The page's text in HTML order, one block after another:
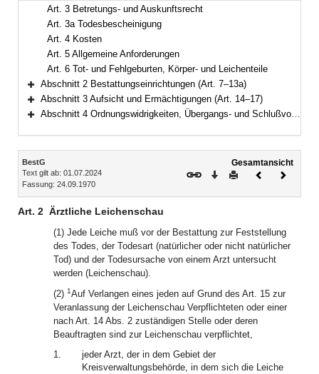
Art. 3 Betretungs- und Auskunftsrecht
Art. 3a Todesbescheinigung
Art. 4 Kosten
Art. 5 Allgemeine Anforderungen
Art. 6 Tot- und Fehlgeburten, Körper- und Leichenteile
Bereich erweitern
Abschnitt 2 Bestattungseinrichtungen (Art. 7–13a)
Bereich erweitern
Abschnitt 3 Aufsicht und Ermächtigungen (Art. 14–17)
Abschnitt 4 Ordnungswidrigkeiten, Übergangs- und Schlußvorschriften (Art. 18–21)
Inhalt
BestG
Text gilt ab: 01.07.2024
Fassung: 24.09.1970
Gesamtansicht
Download
DruckenVorheriges
Art. 2 Ärztliche Leichenschau
(1) Jede Leiche muß vor der Bestattung zur Feststellung
des Todes, der Todesart (natürlicher oder nicht natürlicher
Tod) und der Todesursache von einem Arzt untersucht
werden (Leichenschau).
(2) 1Auf Verlangen eines jeden auf Grund des Art. 15 zur
Veranlassung der Leichenschau Verpflichteten oder einer
nach Art. 14 Abs. 2 zuständigen Stelle oder deren
Beauftragten sind zur Leichenschau verpflichtet,
1.
jeder Arzt, der in dem Gebiet der
Kreisverwaltungsbehörde, in dem sich die Leiche